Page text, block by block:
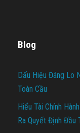
Blog
Dấu Hiệu Đáng Lo
Toàn Cầu
Hiểu Tài Chính
Ra Quyết Định Đầu